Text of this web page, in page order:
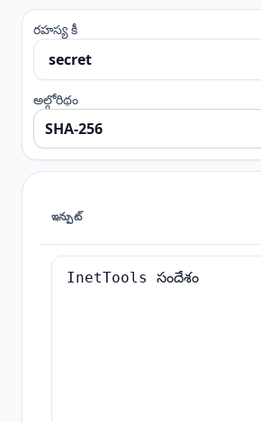
రహస్య కీ
అల్గోరిథం
ఇన్పుట్